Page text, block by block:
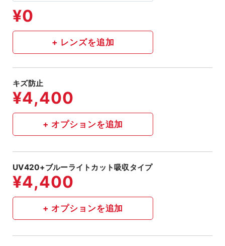
キズ防止
UV420+ブルーライトカット吸収タイプ